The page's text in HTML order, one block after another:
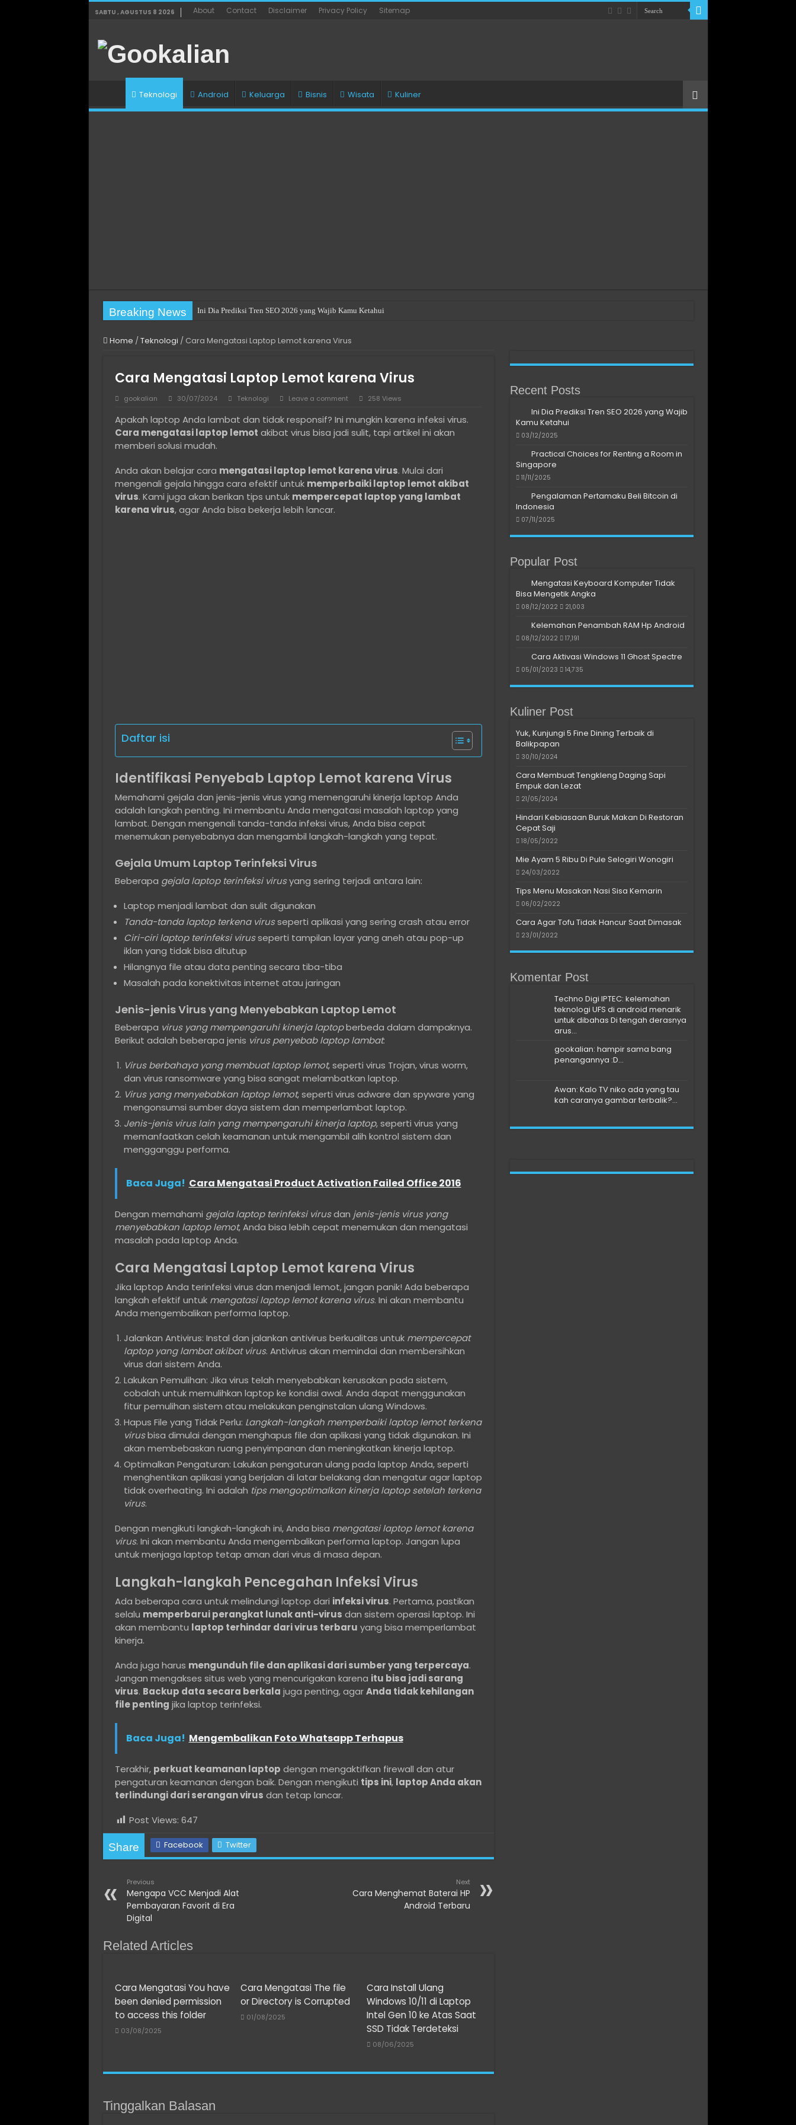
SABTU , AGUSTUS 8 2026 About Contact Disclaimer Privacy Policy Sitemap
Teknologi Android Keluarga Bisnis Wisata Kuliner
Breaking News Ini Dia Prediksi Tren SEO 2026 yang Wajib Kamu Ketahui
Cara Mengatasi The file or Directory is Corrupted
Long Term Villa Rentals in Bali: Expat & Digital Nomad Resource
Cara Install Ulang Windows 10/11 di Laptop Intel Gen 10 ke Atas Saat SSD Tidak Terdeteksi
Solusi Hosting Terjangkau untuk Developer Freelance
Cara Menjaga Privasi Digital Tanpa Harus Jadi Ahli IT
Home / Teknologi / Cara Mengatasi Laptop Lemot karena Virus
Cara Mengatasi Laptop Lemot karena Virus
gookalian 30/07/2024 Teknologi Leave a comment 258 Views
Apakah laptop Anda lambat dan tidak responsif? Ini mungkin karena infeksi virus.
Cara mengatasi laptop lemot akibat virus bisa jadi sulit, tapi artikel ini akan
memberi solusi mudah.
Anda akan belajar cara mengatasi laptop lemot karena virus. Mulai dari
mengenali gejala hingga cara efektif untuk memperbaiki laptop lemot akibat
virus. Kami juga akan berikan tips untuk mempercepat laptop yang lambat
karena virus, agar Anda bisa bekerja lebih lancar.
Daftar isi
Identifikasi Penyebab Laptop Lemot karena Virus
Memahami gejala dan jenis-jenis virus yang memengaruhi kinerja laptop Anda
adalah langkah penting. Ini membantu Anda mengatasi masalah laptop yang
lambat. Dengan mengenali tanda-tanda infeksi virus, Anda bisa cepat
menemukan penyebabnya dan mengambil langkah-langkah yang tepat.
Gejala Umum Laptop Terinfeksi Virus
Beberapa gejala laptop terinfeksi virusyang sering terjadi antara lain:
Laptop menjadi lambat dan sulit digunakan
Tanda-tanda laptop terkena virusseperti aplikasi yang sering crash atau error
Ciri-ciri laptop terinfeksi virusseperti tampilan layar yang aneh atau pop-up
iklan yang tidak bisa ditutup
Hilangnya file atau data penting secara tiba-tiba
Masalah pada konektivitas internet atau jaringan
Jenis-jenis Virus yang Menyebabkan Laptop Lemot
Beberapa virus yang mempengaruhi kinerja laptopberbeda dalam dampaknya.
Berikut adalah beberapa jenis virus penyebab laptop lambat:
Virus berbahaya yang membuat laptop lemot, seperti virus Trojan, virus worm,
dan virus ransomware yang bisa sangat melambatkan laptop.
Virus yang menyebabkan laptop lemot, seperti virus adware dan spyware yang
mengonsumsi sumber daya sistem dan memperlambat laptop.
Jenis-jenis virus lain yang mempengaruhi kinerja laptop, seperti virus yang
memanfaatkan celah keamanan untuk mengambil alih kontrol sistem dan
mengganggu performa.
Baca Juga! Cara Mengatasi Product Activation Failed Office 2016
Dengan memahami gejala laptop terinfeksi virusdan jenis-jenis virus yang
menyebabkan laptop lemot, Anda bisa lebih cepat menemukan dan mengatasi
masalah pada laptop Anda.
Cara Mengatasi Laptop Lemot karena Virus
Jika laptop Anda terinfeksi virus dan menjadi lemot, jangan panik! Ada beberapa
langkah efektif untuk mengatasi laptop lemot karena virus. Ini akan membantu
Anda mengembalikan performa laptop.
Jalankan Antivirus: Instal dan jalankan antivirus berkualitas untuk mempercepat
laptop yang lambat akibat virus. Antivirus akan memindai dan membersihkan
virus dari sistem Anda.
Lakukan Pemulihan: Jika virus telah menyebabkan kerusakan pada sistem,
cobalah untuk memulihkan laptop ke kondisi awal. Anda dapat menggunakan
fitur pemulihan sistem atau melakukan penginstalan ulang Windows.
Hapus File yang Tidak Perlu: Langkah-langkah memperbaiki laptop lemot terkena
virusbisa dimulai dengan menghapus file dan aplikasi yang tidak digunakan. Ini
akan membebaskan ruang penyimpanan dan meningkatkan kinerja laptop.
Optimalkan Pengaturan: Lakukan pengaturan ulang pada laptop Anda, seperti
menghentikan aplikasi yang berjalan di latar belakang dan mengatur agar laptop
tidak overheating. Ini adalah tips mengoptimalkan kinerja laptop setelah terkena
virus.
Dengan mengikuti langkah-langkah ini, Anda bisa mengatasi laptop lemot karena
virus. Ini akan membantu Anda mengembalikan performa laptop. Jangan lupa
untuk menjaga laptop tetap aman dari virus di masa depan.
Langkah-langkah Pencegahan Infeksi Virus
Ada beberapa cara untuk melindungi laptop dari infeksi virus. Pertama, pastikan
selalu memperbarui perangkat lunak anti-virus dan sistem operasi laptop. Ini
akan membantu laptop terhindar dari virus terbaru yang bisa memperlambat
kinerja.
Anda juga harus mengunduh file dan aplikasi dari sumber yang terpercaya.
Jangan mengakses situs web yang mencurigakan karena itu bisa jadi sarang
virus. Backup data secara berkala juga penting, agarAnda tidak kehilangan
file penting jika laptop terinfeksi.
Baca Juga! Mengembalikan Foto Whatsapp Terhapus
Terakhir, perkuat keamanan laptop dengan mengaktifkan firewall dan atur
pengaturan keamanan dengan baik. Dengan mengikuti tips ini, laptop Anda akan
terlindungi dari serangan virus dan tetap lancar.
Post Views: 647
Share Facebook Twitter
Previous
Mengapa VCC Menjadi Alat
Pembayaran Favorit di Era
Digital
Next
Cara Menghemat Baterai HP
Android Terbaru
Related Articles
Cara Mengatasi You have
been denied permission
to access this folder
03/08/2025
Cara Mengatasi The file
or Directory is Corrupted
01/08/2025
Cara Install Ulang
Windows 10/11 di Laptop
Intel Gen 10 ke Atas Saat
SSD Tidak Terdeteksi
08/06/2025
Tinggalkan Balasan
Recent Posts
Ini Dia Prediksi Tren SEO 2026 yang Wajib
Kamu Ketahui
03/12/2025
Practical Choices for Renting a Room in
Singapore
11/11/2025
Pengalaman Pertamaku Beli Bitcoin di
Indonesia
07/11/2025
Popular Post
Mengatasi Keyboard Komputer Tidak
Bisa Mengetik Angka
08/12/2022 21,003
Kelemahan Penambah RAM Hp Android
08/12/2022 17,191
Cara Aktivasi Windows 11 Ghost Spectre
05/01/2023 14,735
Kuliner Post
Yuk, Kunjungi 5 Fine Dining Terbaik di
Balikpapan
30/10/2024
Cara Membuat Tengkleng Daging Sapi
Empuk dan Lezat
21/05/2024
Hindari Kebiasaan Buruk Makan Di Restoran
Cepat Saji
18/05/2022
Mie Ayam 5 Ribu Di Pule Selogiri Wonogiri
24/03/2022
Tips Menu Masakan Nasi Sisa Kemarin
06/02/2022
Cara Agar Tofu Tidak Hancur Saat Dimasak
23/01/2022
Komentar Post
Techno Digi IPTEC: kelemahan
teknologi UFS di android menarik
untuk dibahas Di tengah derasnya
arus...
gookalian: hampir sama bang
penangannya :D...
Awan: Kalo TV niko ada yang tau
kah caranya gambar terbalik?...